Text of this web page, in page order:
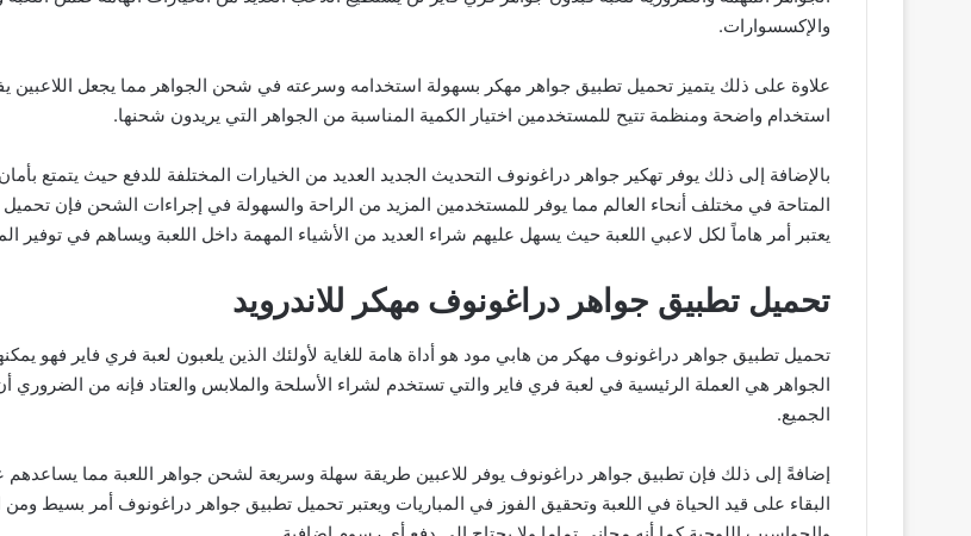
والإكسسوارات.
علاوة على ذلك يتميز تحميل تطبيق جواهر مهكر بسهولة استخدامه وسرعته في شحن الجواهر مما يجعل
استخدام واضحة ومنظمة تتيح للمستخدمين اختيار الكمية المناسبة من الجواهر التي يريدون شحنها.
بالإضافة إلى ذلك يوفر تهكير جواهر دراغونوف التحديث الجديد العديد من الخيارات المختلفة للدفع حيث يتمتع
المتاحة في مختلف أنحاء العالم مما يوفر للمستخدمين المزيد من الراحة والسهولة في إجراءات الشحن فإن
يعتبر أمر هاماً لكل لاعبي اللعبة حيث يسهل عليهم شراء العديد من الأشياء المهمة داخل اللعبة ويساهم في توفير
تحميل تطبيق جواهر دراغونوف مهكر للاندرويد
تحميل تطبيق جواهر دراغونوف مهكر من هابي مود هو أداة هامة للغاية لأولئك الذين يلعبون لعبة فري فاير فهو
الجواهر هي العملة الرئيسية في لعبة فري فاير والتي تستخدم لشراء الأسلحة والملابس والعتاد فإنه من
الجميع.
إضافةً إلى ذلك فإن تطبيق جواهر دراغونوف يوفر للاعبين طريقة سهلة وسريعة لشحن جواهر اللعبة مما
البقاء على قيد الحياة في اللعبة وتحقيق الفوز في المباريات ويعتبر تحميل تطبيق جواهر دراغونوف أمر بسيط